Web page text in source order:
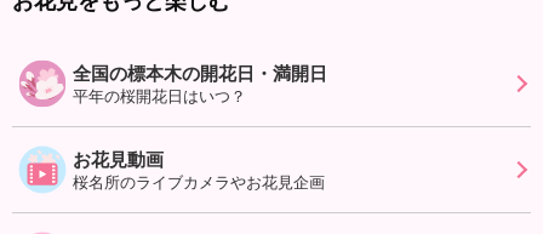
全国の標本木の開花日・満開日
平年の桜開花日はいつ？
お花見動画
桜名所のライブカメラやお花見企画